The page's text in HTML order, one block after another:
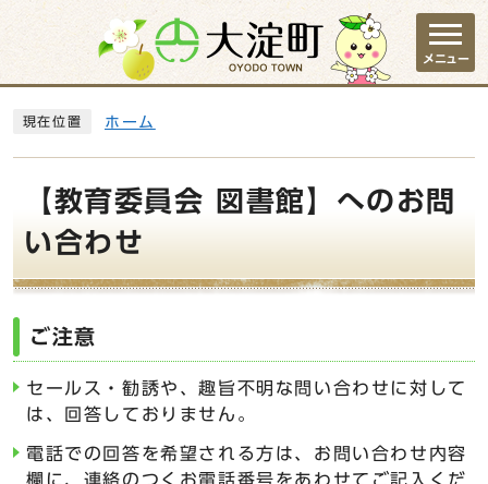
ページの先頭です
メニュー
現在位置 ホーム
【教育委員会 図書館】へのお問
い合わせ
ご注意
セールス・勧誘や、趣旨不明な問い合わせに対して
は、回答しておりません。
電話での回答を希望される方は、お問い合わせ内容
欄に、連絡のつくお電話番号をあわせてご記入くだ